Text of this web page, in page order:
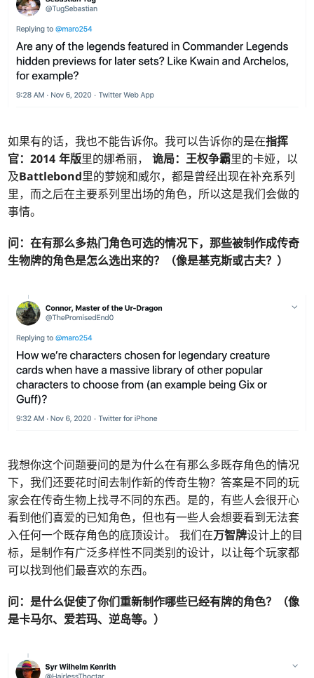
如果有的话，我也不能告诉你。我可以告诉你的是在指挥
官：2014 年版里的娜希丽，诡局：王权争霸里的卡娅，以
及Battlebond里的萝婉和威尔，都是曾经出现在补充系列
里，而之后在主要系列里出场的角色，所以这是我们会做的
事情。
问：在有那么多热门角色可选的情况下，那些被制作成传奇
生物牌的角色是怎么选出来的？（像是基克斯或古夫？）
我想你这个问题要问的是为什么在有那么多既存角色的情况
下，我们还要花时间去制作新的传奇生物？答案是不同的玩
家会在传奇生物上找寻不同的东西。是的，有些人会很开心
看到他们喜爱的已知角色，但也有一些人会想要看到无法套
入任何一个既存角色的底顶设计。 我们在万智牌设计上的目
标，是制作有广泛多样性不同类别的设计，以让每个玩家都
可以找到他们最喜欢的东西。
问：是什么促使了你们重新制作哪些已经有牌的角色？（像
是卡马尔、爱若玛、逆岛等。）